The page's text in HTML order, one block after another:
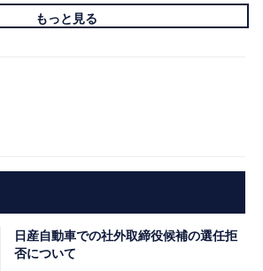
もっと見る
日産自動車での社外取締役候補の選任拒
否について